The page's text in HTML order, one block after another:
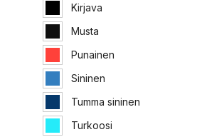
Kirjava
Musta
Punainen
Sininen
Tumma sininen
Turkoosi